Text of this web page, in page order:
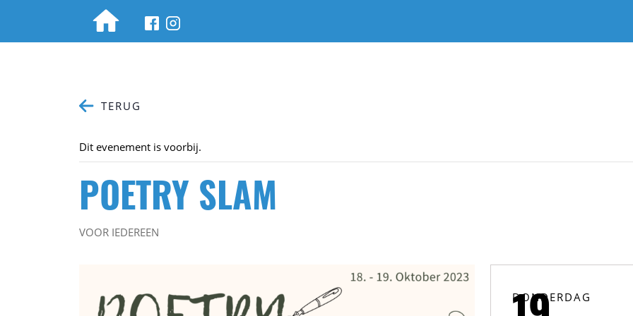
Woche für Deutsch
TERUG
Dit evenement is voorbij.
POETRY SLAM
VOOR IEDEREEN
DONDERDAG